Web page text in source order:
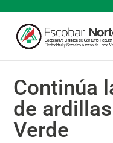
Continúa
de
Verde